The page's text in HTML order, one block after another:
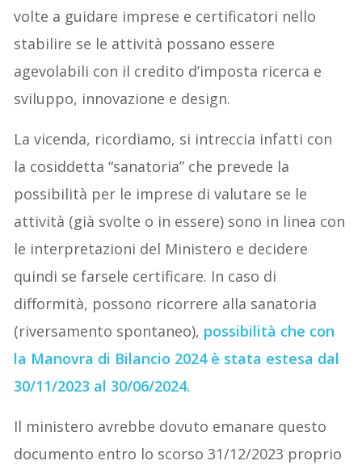
volte a guidare imprese e certificatori nello
stabilire se le attività possano essere
agevolabili con il credito d’imposta ricerca e
sviluppo, innovazione e design.
La vicenda, ricordiamo, si intreccia infatti con
la cosiddetta “sanatoria” che prevede la
possibilità per le imprese di valutare se le
attività (già svolte o in essere) sono in linea con
le interpretazioni del Ministero e decidere
quindi se farsele certificare. In caso di
difformità, possono ricorrere alla sanatoria
(riversamento spontaneo), possibilità che con
la Manovra di Bilancio 2024 è stata estesa dal
30/11/2023 al 30/06/2024.
Il ministero avrebbe dovuto emanare questo
documento entro lo scorso 31/12/2023 proprio